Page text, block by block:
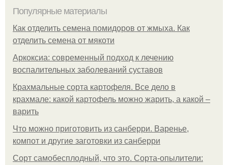
Популярные материалы
Как отделить семена помидоров от жмыха. Как
отделить семена от мякоти
Аркоксиа: современный подход к лечению
воспалительных заболеваний суставов
Крахмальные сорта картофеля. Все дело в
крахмале: какой картофель можно жарить, а какой –
варить
Что можно приготовить из санберри. Варенье,
компот и другие заготовки из санберри
Сорт самобесплодный, что это. Сорта-опылители: